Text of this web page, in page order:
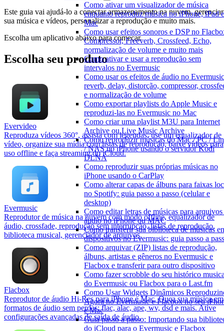
Como ativar um visualizador de música
enquanto reproduz música no iPhone, iPad e
Mac
Como usar efeitos sonoros e DSP no
Compressor, Freeverb, Crossfeed, Echo,
normalização de volume e muito mais
Como ativar e usar a reprodução sem
intervalos no Evermusic
Como usar os efeitos de áudio no
reverb, delay, distorção, compressor,
e normalização de volume
Como exportar playlists do Apple Music e
reproduzi-las no Evermusic no Mac
Como criar uma playlist M3U para Internet
Archive ou Live Music Archive
Como reproduzir músicas do Mac / PC /
/ NAS no iPhone usando o servidor Kodi
DLNA
Como reproduzir suas próprias músicas no
iPhone usando o CarPlay
Como alterar capas de álbuns para faixas
no Spotify: guia passo a passo (celular e
desktop)
Como editar letras de músicas para arquivos
áudio no iPhone ou MAC
Como transferir sua biblioteca de músicas
dispositivos no Evermusic: guia passo a
Como arquivar (ZIP) listas de reprodução,
álbuns, artistas e gêneros no Evermusic e
Flacbox e transferir para outro dispositivo
Como fazer scrobble do seu histórico
do Evermusic ou Flacbox para o Last.fm
Como Usar Widgets Dinâmicos
Agora no Evermusic e Flacbox no seu
e Mac
Guia passo a passo: Importando sua
do iCloud para o Evermusic e Flacbox
Este guia vai ajudá-lo a conectar armazenamento na nuvem, gerenciar
sua música e vídeos, personalizar a reprodução e muito mais.
Escolha um aplicativo abaixo para começar.
Escolha seu produto
Evervideo
Reproduza vídeos 360°, assista com legendas, use um equalizador de
vídeo, organize sua mídia com listas de reprodução, baixe vídeos para
uso offline e faça streaming do iCloud.
Evermusic
Reprodutor de música na nuvem com modo offline, equalizador de
áudio, crossfade, reprodução sem interrupção, listas de reprodução,
biblioteca musical, gerenciador de arquivos.
Flacbox
Reprodutor de áudio Hi-Res para iPhone e Mac. Ouça sua música em
formatos de áudio sem perdas: flac, alac, ape, wv, dsd e mais. Ative
configurações avançadas de saída de áudio.